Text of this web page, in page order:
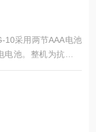
10采用两节AAA电池
池。整机为抗振动
探测器为能力补偿型